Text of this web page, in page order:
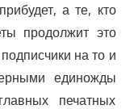
а те, кто
продолжит это
на то и
единожды
печатных